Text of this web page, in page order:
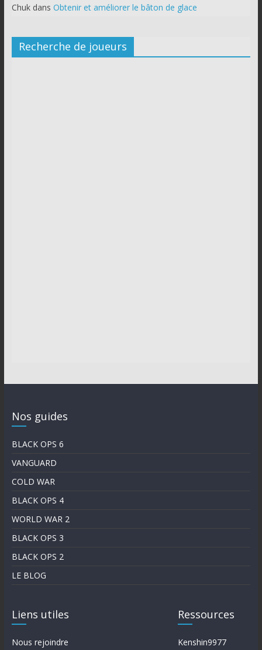
Chukdans Obtenir et améliorer le bâton de glace
Recherche de joueurs
Nos guides
BLACK OPS 6
VANGUARD
COLD WAR
BLACK OPS 4
WORLD WAR 2
BLACK OPS 3
BLACK OPS 2
LE BLOG
Liens utiles
Nous rejoindre
Ressources
Kenshin9977